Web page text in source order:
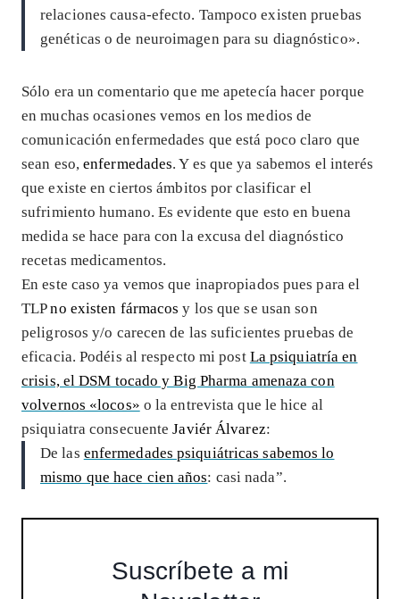
relaciones causa-efecto. Tampoco existen pruebas
genéticas o de neuroimagen para su diagnóstico».
Sólo era un comentario que me apetecía hacer porque
en muchas ocasiones vemos en los medios de
comunicación enfermedades que está poco claro que
sean eso,enfermedades. Y es que ya sabemos el interés
que existe en ciertos ámbitos por clasificar el
sufrimiento humano. Es evidente que esto en buena
medida se hace para con la excusa del diagnóstico
recetas medicamentos.
En este caso ya vemos que inapropiados pues para el
TLPno existen fármacos y los que se usan son
peligrosos y/o carecen de las suficientes pruebas de
eficacia. Podéis al respecto mi post La psiquiatría en
crisis, el DSM tocado y Big Pharma amenaza con
volvernos «locos» o la entrevista que le hice al
psiquiatra consecuenteJaviér Álvarez:
De las enfermedades psiquiátricas sabemos lo
mismo que hace cien años: casi nada”.
Suscríbete a mi